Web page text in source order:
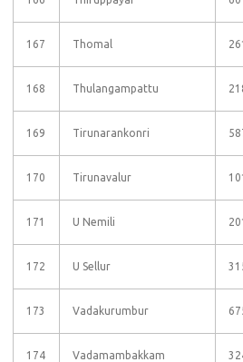
167 Thomal
168 Thulangampattu
169 Tirunarankonri
170 Tirunavalur
171 U Nemili
172 U Sellur
173 Vadakurumbur
174 Vadamambakkam